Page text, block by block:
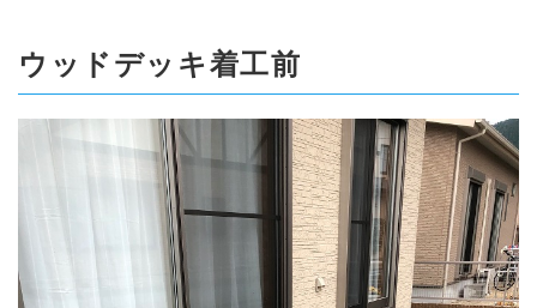
ウッドデッキ着工前